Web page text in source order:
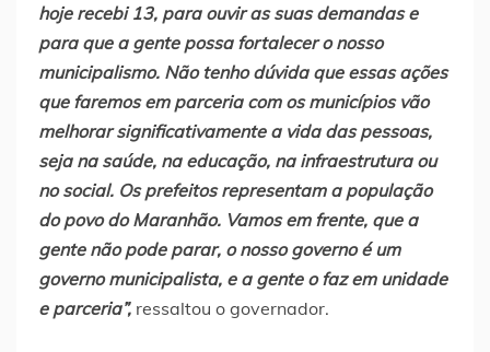
hoje recebi 13, para ouvir as suas demandas e
para que a gente possa fortalecer o nosso
municipalismo. Não tenho dúvida que essas ações
que faremos em parceria com os municípios vão
melhorar significativamente a vida das pessoas,
seja na saúde, na educação, na infraestrutura ou
no social. Os prefeitos representam a população
do povo do Maranhão. Vamos em frente, que a
gente não pode parar, o nosso governo é um
governo municipalista, e a gente o faz em unidade
e parceria”, ressaltou o governador.